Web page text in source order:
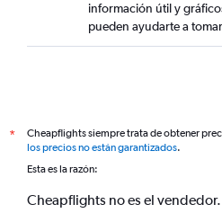
información útil y
pueden ayudarte a
*
Cheapflights siempre trata de obtener
los precios no están garantizados.
Esta es la razón:
Cheapflights no es el vendedor.